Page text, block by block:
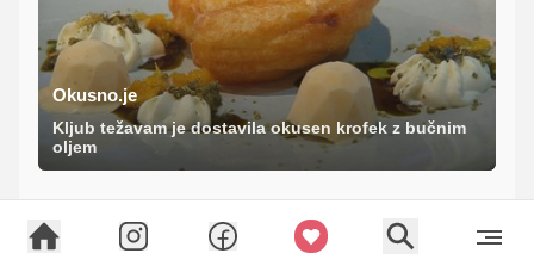
Okusno.je
Kljub težavam je dostavila okusen krofek z bučnim
oljem